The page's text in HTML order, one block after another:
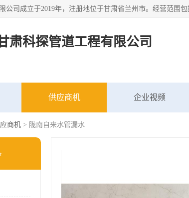
肃科探管道工程有限公司
供应商机 企业视频
商机 > 陇南自来水管漏水